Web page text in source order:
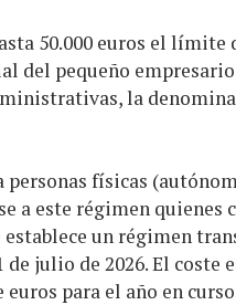
50.000 euros el límite
del pequeño
la
físicas
a este régimen
establece un régimen
julio de 2026. El coste
para el año en